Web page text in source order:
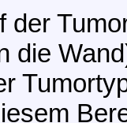
der
die